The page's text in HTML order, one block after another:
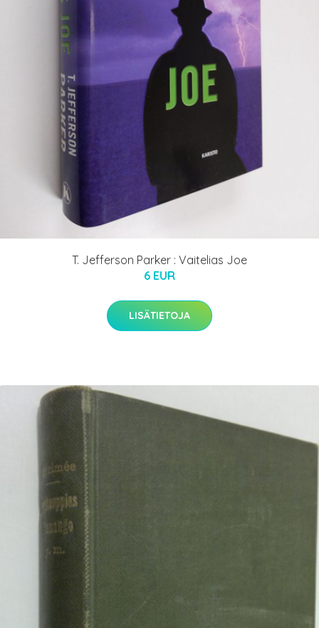
T. Jefferson Parker : Vaitelias Joe
6 EUR
LISÄTIETOJA